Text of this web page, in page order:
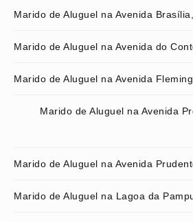
Marido de Aluguel na Avenida
Marido de Aluguel na Avenida do
Marido de Aluguel na Avenida Fleming
Marido de Aluguel na Avenida
Marido de Aluguel na Avenida
Marido de Aluguel na Lagoa da